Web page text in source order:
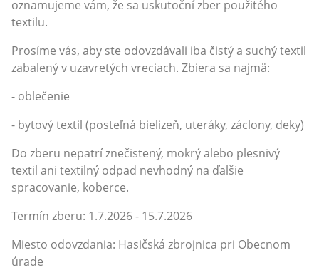
oznamujeme vám, že sa uskutoční zber použitého
textilu.
Prosíme vás, aby ste odovzdávali iba čistý a suchý textil
zabalený v uzavretých vreciach. Zbiera sa najmä:
- oblečenie
- bytový textil (posteľná bielizeň, uteráky, záclony, deky)
Do zberu nepatrí znečistený, mokrý alebo plesnivý
textil ani textilný odpad nevhodný na ďalšie
spracovanie, koberce.
Termín zberu: 1.7.2026 - 15.7.2026
Miesto odovzdania: Hasičská zbrojnica pri Obecnom
úrade